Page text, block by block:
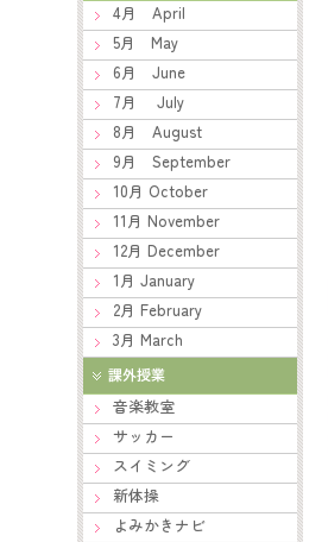
4月 April
5月 May
6月 June
7月 July
8月 August
9月 September
10月 October
11月 November
12月 December
1月 January
2月 February
3月 March
音楽教室
サッカー
スイミング
新体操
よみかきナビ